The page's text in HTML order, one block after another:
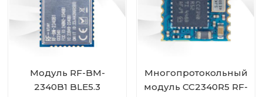
Модуль RF-BM-
2340B1 BLE5.3
Многопротокольный
модуль CC2340R5 RF-